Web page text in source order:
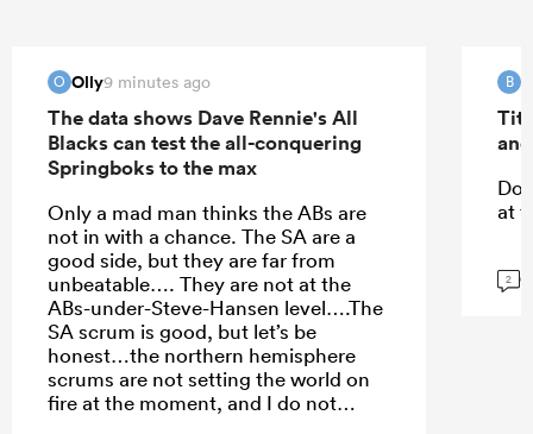
O Olly9 minutes ago
The data shows Dave Rennie's All
Blacks can test the all-conquering
Springboks to the max
Only a mad man thinks the ABs are
not in with a chance. The SA are a
good side, but they are far from
unbeatable…. They are not at the
ABs-under-Steve-Hansen level….The
SA scrum is good, but let’s be
honest…the northern hemisphere
scrums are not setting the world on
fire at the moment, and I do not
B
Do
at
2